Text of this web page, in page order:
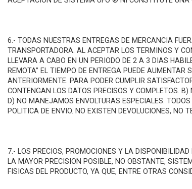
6.- TODAS NUESTRAS ENTREGAS DE MERCANCIA
TRANSPORTADORA. AL ACEPTAR LOS TERMINOS Y
LLEVARA A CABO EN UN PERIODO DE 2 A 3 DIAS
REMOTA” EL TIEMPO DE ENTREGA PUEDE
ANTERIORMENTE. PARA PODER CUMPLIR
CONTENGAN LOS DATOS PRECISOS Y COMPLETOS.
D) NO MANEJAMOS ENVOLTURAS ESPECIALES.
POLITICA DE ENVIO. NO EXISTEN DEVOLUCIONES, NO
7.- LOS PRECIOS, PROMOCIONES Y LA
LA MAYOR PRECISION POSIBLE, NO OBSTANTE,
FISICAS DEL PRODUCTO, YA QUE, ENTRE OTRAS